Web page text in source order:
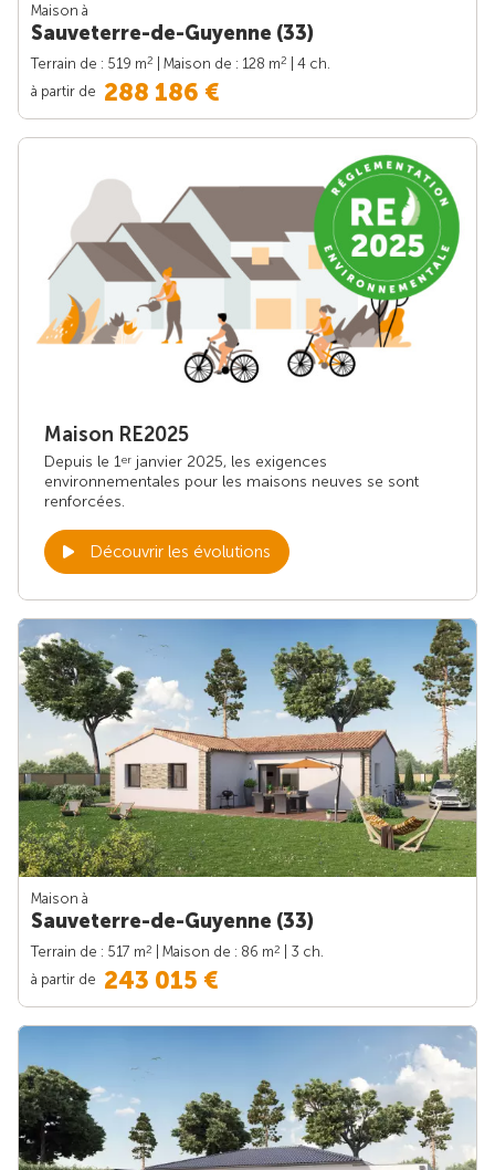
Maison à
Sauveterre-de-Guyenne (33)
Terrain de : 519 m2 | Maison de : 128 m2
| 4 ch.
à partir de 288 186 €
Maison RE2025
Depuis le 1er janvier 2025, les exigences
environnementales pour les maisons neuves se sont
renforcées.
Découvrir les évolutions
Maison à
Sauveterre-de-Guyenne (33)
Terrain de : 517 m2 | Maison de : 86 m2
| 3 ch.
à partir de 243 015 €